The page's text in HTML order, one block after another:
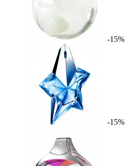
-15%
-15%